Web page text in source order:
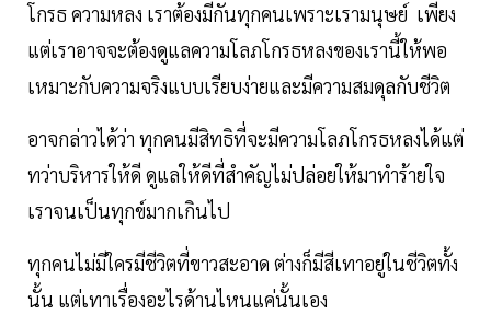
โกรธ ความหลง เราต้องมีกันทุกคนเพราะเรามนุษย์ เพียง
แต่เราอาจจะต้องดูแลความโลภโกรธหลงของเรานี้ให้พอ
เหมาะกับความจริงแบบเรียบง่ายและมีความสมดุลกับชีวิต
อาจกล่าวได้ว่า ทุกคนมีสิทธิที่จะมีความโลภโกรธหลงได้แต่
ทว่าบริหารให้ดี ดูแลให้ดีที่สำคัญไม่ปล่อยให้มาทำร้ายใจ
เราจนเป็นทุกข์มากเกินไป
ทุกคนไม่มีใครมีชีวิตที่ขาวสะอาด ต่างก็มีสีเทาอยู่ในชีวิตทั้ง
นั้น แต่เทาเรื่องอะไรด้านไหนแค่นั้นเอง